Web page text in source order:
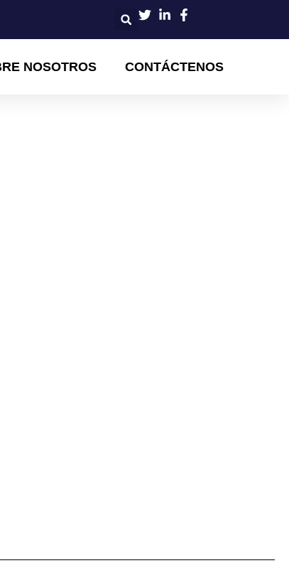
NOSOTROS CONTÁCTENOS